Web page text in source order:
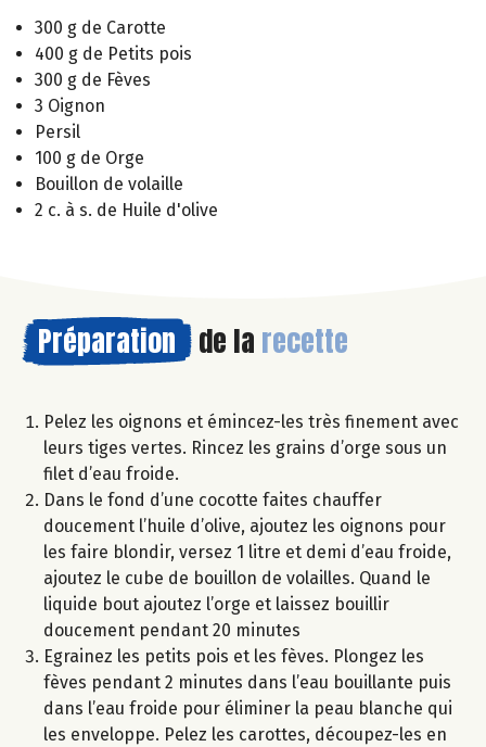
300 g de Carotte
400 g de Petits pois
300 g de Fèves
3 Oignon
Persil
100 g de Orge
Bouillon de volaille
2 c. à s. de Huile d'olive
Préparation de la recette
Pelez les oignons et émincez-les très finement avec
leurs tiges vertes. Rincez les grains d’orge sous un
filet d’eau froide.
Dans le fond d’une cocotte faites chauffer
doucement l’huile d’olive, ajoutez les oignons pour
les faire blondir, versez 1 litre et demi d’eau froide,
ajoutez le cube de bouillon de volailles. Quand le
liquide bout ajoutez l’orge et laissez bouillir
doucement pendant 20 minutes
Egrainez les petits pois et les fèves. Plongez les
fèves pendant 2 minutes dans l’eau bouillante puis
dans l’eau froide pour éliminer la peau blanche qui
les enveloppe. Pelez les carottes, découpez-les en